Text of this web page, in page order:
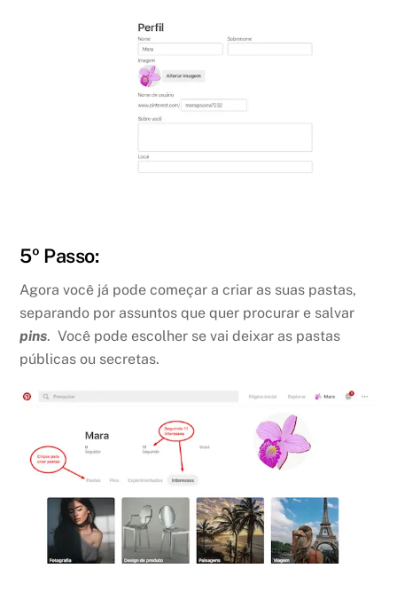
5º Passo:
Agora você já pode começar a criar as suas pastas,
separando por assuntos que quer procurar e salvar
pins. Você pode escolher se vai deixar as pastas
públicas ou secretas.